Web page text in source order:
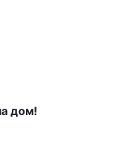
дом!